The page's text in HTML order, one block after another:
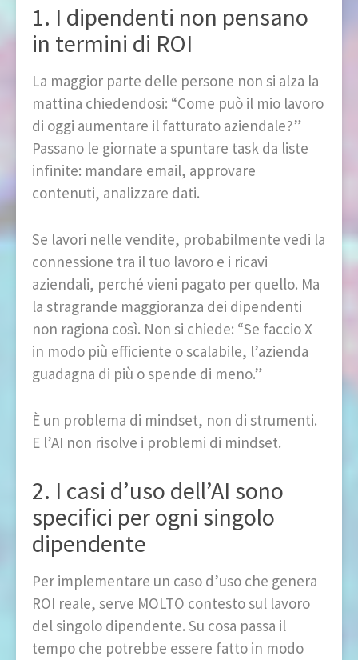
1. I dipendenti non pensano
in termini di ROI
La maggior parte delle persone non si alza la
mattina chiedendosi: “Come può il mio lavoro
di oggi aumentare il fatturato aziendale?”
Passano le giornate a spuntare task da liste
infinite: mandare email, approvare
contenuti, analizzare dati.
Se lavori nelle vendite, probabilmente vedi la
connessione tra il tuo lavoro e i ricavi
aziendali, perché vieni pagato per quello. Ma
la stragrande maggioranza dei dipendenti
non ragiona così. Non si chiede: “Se faccio X
in modo più efficiente o scalabile, l’azienda
guadagna di più o spende di meno.”
È un problema di mindset, non di strumenti.
E l’AI non risolve i problemi di mindset.
2. I casi d’uso dell’AI sono
specifici per ogni singolo
dipendente
Per implementare un caso d’uso che genera
ROI reale, serve MOLTO contesto sul lavoro
del singolo dipendente. Su cosa passa il
tempo che potrebbe essere fatto in modo